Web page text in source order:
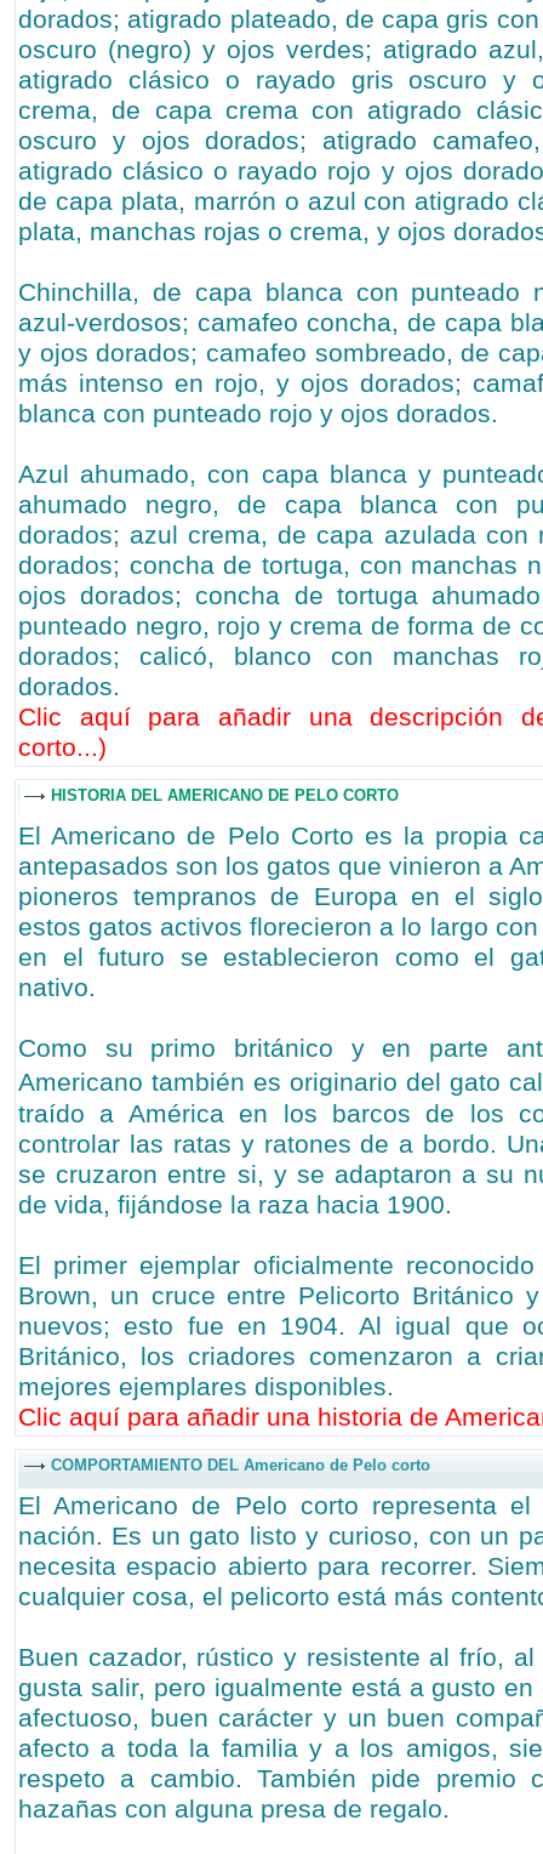
dorados; atigrado plateado, de capa gris
oscuro (negro) y ojos verdes; atigrado
atigrado clásico o rayado gris oscuro y
crema, de capa crema con atigrado
oscuro y ojos dorados; atigrado
atigrado clásico o rayado rojo y ojos
de capa plata, marrón o azul con atigrado
plata, manchas rojas o crema, y ojos
Chinchilla, de capa blanca con punteado
azul-verdosos; camafeo concha, de capa
y ojos dorados; camafeo sombreado, de
más intenso en rojo, y ojos dorados;
blanca con punteado rojo y ojos dorados.
Azul ahumado, con capa blanca y
ahumado negro, de capa blanca con
dorados; azul crema, de capa azulada con
dorados; concha de tortuga, con manchas
ojos dorados; concha de tortuga
punteado negro, rojo y crema de forma de
dorados; calicó, blanco con manchas
dorados.
Clic aquí para añadir una descripción
corto...)
HISTORIA DEL AMERICANO DE PELO CORTO
El Americano de Pelo Corto es la propia
antepasados son los gatos que vinieron a
pioneros tempranos de Europa en el
estos gatos activos florecieron a lo largo
en el futuro se establecieron como el
nativo.
Como su primo británico y en parte
Americano también es originario del gato
traído a América en los barcos de los
controlar las ratas y ratones de a bordo.
se cruzaron entre si, y se adaptaron a su
de vida, fijándose la raza hacia 1900.
El primer ejemplar oficialmente
Brown, un cruce entre Pelicorto Británico
nuevos; esto fue en 1904. Al igual que
Británico, los criadores comenzaron a
mejores ejemplares disponibles.
Clic aquí para añadir una historia de
COMPORTAMIENTO DEL Americano de Pelo corto
El Americano de Pelo corto representa
nación. Es un gato listo y curioso, con un
necesita espacio abierto para recorrer.
cualquier cosa, el pelicorto está más
Buen cazador, rústico y resistente al frío,
gusta salir, pero igualmente está a gusto
afectuoso, buen carácter y un buen
afecto a toda la familia y a los amigos,
respeto a cambio. También pide premio
hazañas con alguna presa de regalo.